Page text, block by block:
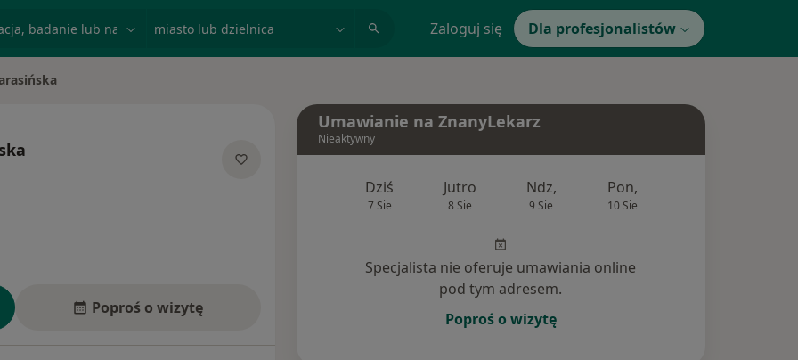
Zaloguj się Dla profesjonalistów
Poproś o wizytę
Umawianie na ZnanyLekarz
Nieaktywny
Dziś
7 Sie
Jutro
8 Sie
Ndz,
9 Sie
Pon,
10 Sie
Specjalista nie oferuje umawiania online
pod tym adresem.
Poproś o wizytę